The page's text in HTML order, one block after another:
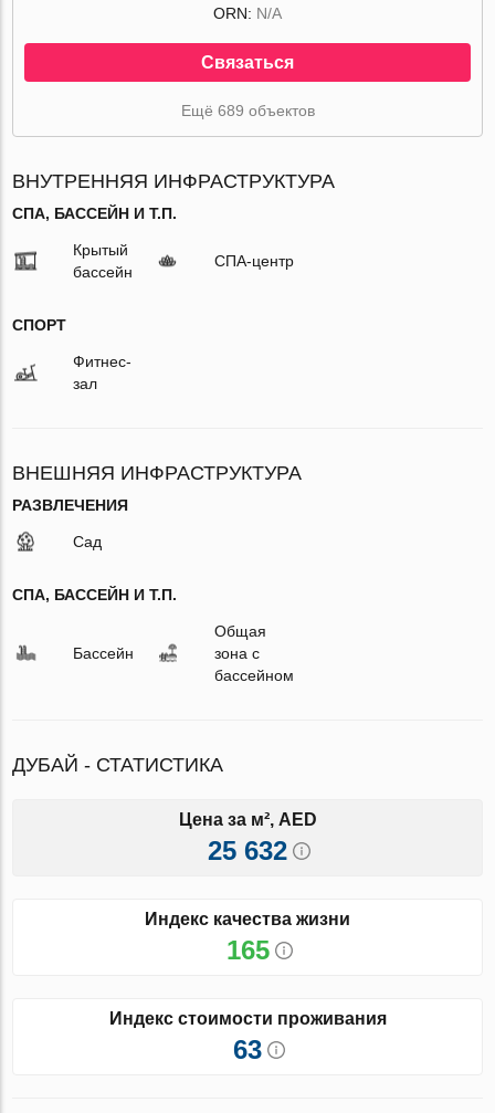
ORN: N/A
Связаться
Ещё 689 объектов
ВНУТРЕННЯЯ ИНФРАСТРУКТУРА
СПА, БАССЕЙН И Т.П.
Крытый
бассейн
СПА-центр
СПОРТ
Фитнес-
зал
ВНЕШНЯЯ ИНФРАСТРУКТУРА
РАЗВЛЕЧЕНИЯ
Сад
СПА, БАССЕЙН И Т.П.
Бассейн
Общая
зона с
бассейном
ДУБАЙ - СТАТИСТИКА
Цена за м², AED
25 632
Индекс качества жизни
165
Индекс стоимости проживания
63